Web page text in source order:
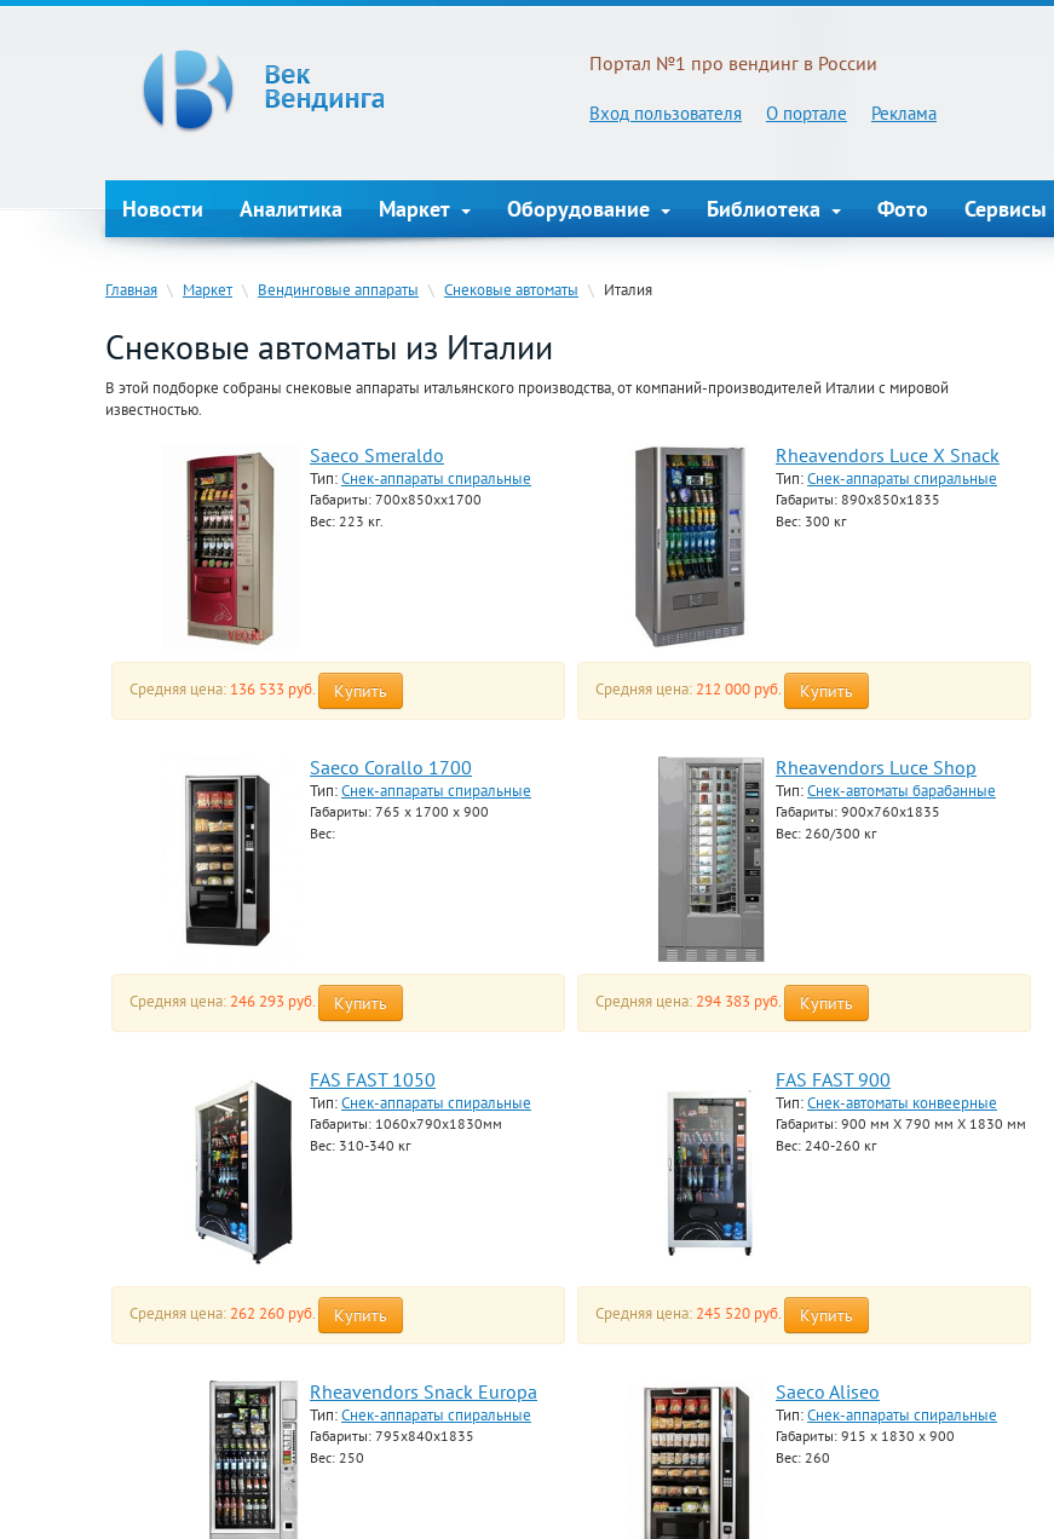
Портал №1 про вендинг в России
Вход пользователя О портале Реклама
Новости Аналитика Маркет Оборудование Библиотека Фото Сервисы
Главная \ Маркет \ Вендинговые аппараты \ Снековые автоматы \ Италия
Снековые автоматы из Италии
В этой подборке собраны снековые аппараты итальянского производства, от компаний-производителей Италии с мировой
известностью.
Saeco Smeraldo
Тип:Снек-аппараты спиральные
Габариты: 700х850хх1700
Вес: 223 кг.
Средняя цена: 136 533 руб. Купить
Rheavendors Luce X Snack
Тип:Снек-аппараты спиральные
Габариты: 890x850x1835
Вес: 300 кг
Средняя цена: 212 000 руб. Купить
Saeco Corallo 1700
Тип:Снек-аппараты спиральные
Габариты: 765 х 1700 х 900
Вес:
Средняя цена: 246 293 руб. Купить
Rheavendors Luce Shop
Тип:Снек-автоматы барабанные
Габариты: 900x760x1835
Вес: 260/300 кг
Средняя цена: 294 383 руб. Купить
FAS FAST 1050
Тип:Снек-аппараты спиральные
Габариты: 1060x790х1830мм
Вес: 310-340 кг
Средняя цена: 262 260 руб. Купить
FAS FAST 900
Тип:Снек-автоматы конвеерные
Габариты: 900 мм Х 790 мм Х 1830 мм
Вес: 240-260 кг
Средняя цена: 245 520 руб. Купить
Rheavendors Snack Europa
Тип:Снек-аппараты спиральные
Габариты: 795x840x1835
Вес: 250
Saeco Aliseo
Тип:Снек-аппараты спиральные
Габариты: 915 х 1830 х 900
Вес: 260